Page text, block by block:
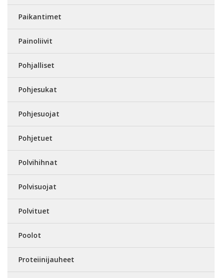
Paikantimet
Painoliivit
Pohjalliset
Pohjesukat
Pohjesuojat
Pohjetuet
Polvihihnat
Polvisuojat
Polvituet
Poolot
Proteiinijauheet